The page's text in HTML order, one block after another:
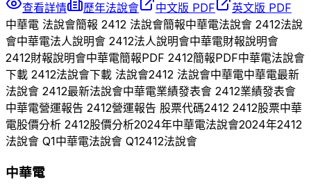
查看詳情
歷年法說會 中文版 PDF
英文版 PDF
中華電 法說會簡報 2412 法說會簡報中華電法說會 2412法說
會中華電法人說明會 2412法人說明會中華電財報說明會
2412財報說明會中華電簡報PDF 2412簡報PDF中華電法說會
下載 2412法說會下載 法說會2412 法說會中華電中華電最新
法說會 2412最新法說會中華電業績發表會 2412業績發表會
中華電營運報告 2412營運報告 股票代碼2412 2412股票中華
電股價分析 2412股價分析2024年中華電法說會2024年2412
法說會 Q1中華電法說會 Q12412法說會
中華電